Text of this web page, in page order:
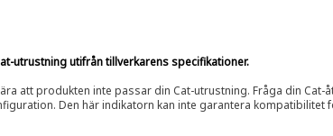
utrustning utifrån tillverkarens specifikationer.
att produkten inte passar din Cat-utrustning. Fråga din
Den här indikatorn kan inte garantera kompatibilitet